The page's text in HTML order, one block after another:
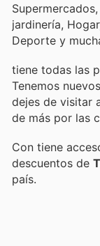
jardinería,
Deporte y
tiene todas las
Tenemos
dejes de visitar
de más por las
Con tiene
descuentos de
país.